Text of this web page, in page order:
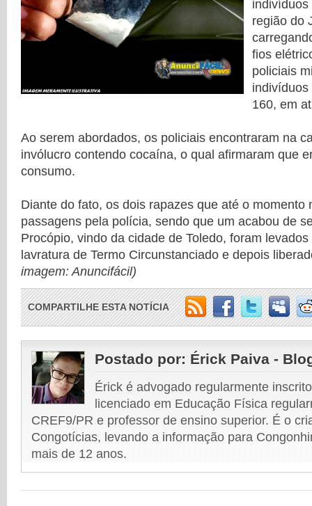
indivíduos
região do
fios
policiais
indivíduos
160, em
Ao serem abordados, os policiais encontraram na
invólucro contendo cocaína, o qual afirmaram que
consumo.
Diante do fato, os dois rapazes que até o momento
passagens pela polícia, sendo que um acabou de
Procópio, vindo da cidade de Toledo, foram
lavratura de Termo Circunstanciado e depois
imagem: Anuncifácil)
COMPARTILHE ESTA NOTÍCIA
Postado por: Érick Paiva -
Érick é advogado regularmente
licenciado em Educação Física
CREF9/PR e professor de ensino superior. É o
Congotícias, levando a informação para
mais de 12 anos.